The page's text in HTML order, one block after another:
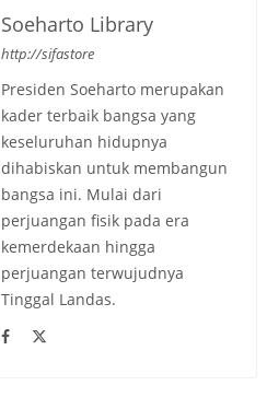
Soeharto Library
http://sifastore
Presiden Soeharto merupakan
kader terbaik bangsa yang
keseluruhan hidupnya
dihabiskan untuk membangun
bangsa ini. Mulai dari
perjuangan fisik pada era
kemerdekaan hingga
perjuangan terwujudnya
Tinggal Landas.